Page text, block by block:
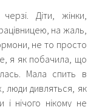
Діти, жінки,
на жаль,
не то просто
я як побачила, що
Мала спить в
люди дивляться, як
і нічого нікому не